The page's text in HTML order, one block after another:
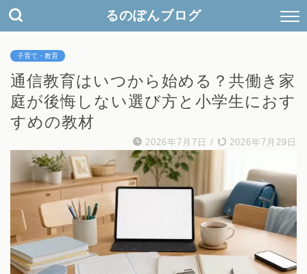
索
キ
ー
るのぽんブログ
子育て・教育
通信教育はいつから始める？共働き家
庭が後悔しない選び方と小学生におす
すめの教材
2026年7月7日 / 2026年7月29日